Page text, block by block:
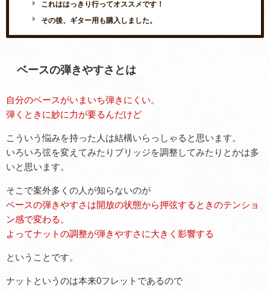
これははっきり行ってオススメです！
その後、ギター用も購入しました。
ベースの弾きやすさとは
自分のベースがいまいち弾きにくい。
弾くときに妙に力が要るんだけど
こういう悩みを持った人は結構いらっしゃると思います。
いろいろ弦を変えてみたりブリッジを調整してみたりとかは多
いと思います。
そこで案外多くの人が知らないのが
ベースの弾きやすさは開放の状態から押弦するときのテンショ
ン感で変わる。
よってナットの調整が弾きやすさに大きく影響する
ということです。
ナットというのは本来0フレットであるので